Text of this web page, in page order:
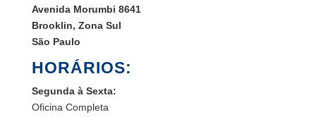
Avenida Morumbi 8641
Brooklin, Zona Sul
São Paulo
HORÁRIOS:
Segunda à Sexta:
Oficina Completa